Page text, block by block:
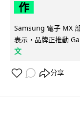
作
Samsung 電子 MX
表示，品牌正推動
文
分享